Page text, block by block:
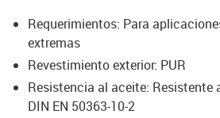
Requerimientos: Para
extremas
Revestimiento exterior: PUR
Resistencia al aceite: Resistente
DIN EN 50363-10-2